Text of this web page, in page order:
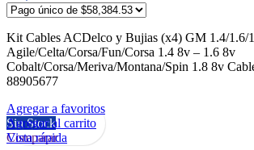
Kit Cables ACDelco y Bujias (x4) GM 1.4/1.6/
Agile/Celta/Corsa/Fun/Corsa 1.4 8v – 1.6 8v
Cobalt/Corsa/Meriva/Montana/Spin 1.8 8v
88905677
Agregar a favoritos
Agregar al carrito
Vista rápida
Sin Stock
Comparar